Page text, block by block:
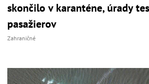
skončilo v karanténe, úrady
pasažierov
Zahraničné